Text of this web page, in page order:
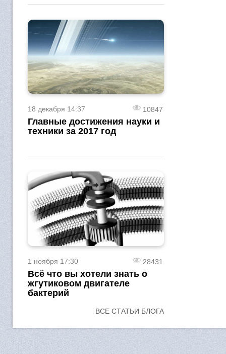
18 декабря 14:37 10847
Главные достижения науки и
техники за 2017 год
1 ноября 17:30 28431
Всё что вы хотели знать о
жгутиковом двигателе
бактерий
ВСЕ СТАТЬИ БЛОГА